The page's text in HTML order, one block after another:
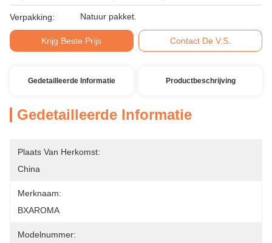
Verpakking: Natuur pakket.
Krijg Beste Prijs Contact De V.S.
Gedetailleerde Informatie Productbeschrijving
Gedetailleerde Informatie
Plaats Van Herkomst:
China
Merknaam:
BXAROMA
Modelnummer: